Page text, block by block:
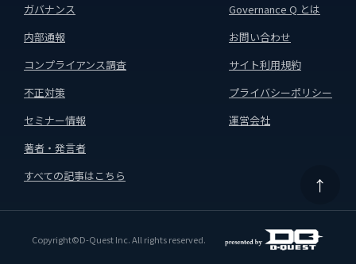
↑
ガバナンス
内部通報
コンプライアンス調査
不正対策
セミナー情報
著者・発言者
すべての記事はこちら
Governance Q とは
お問い合わせ
サイト利用規約
プライバシーポリシー
運営会社
Copyright©D-Quest Inc. All rights reserved.